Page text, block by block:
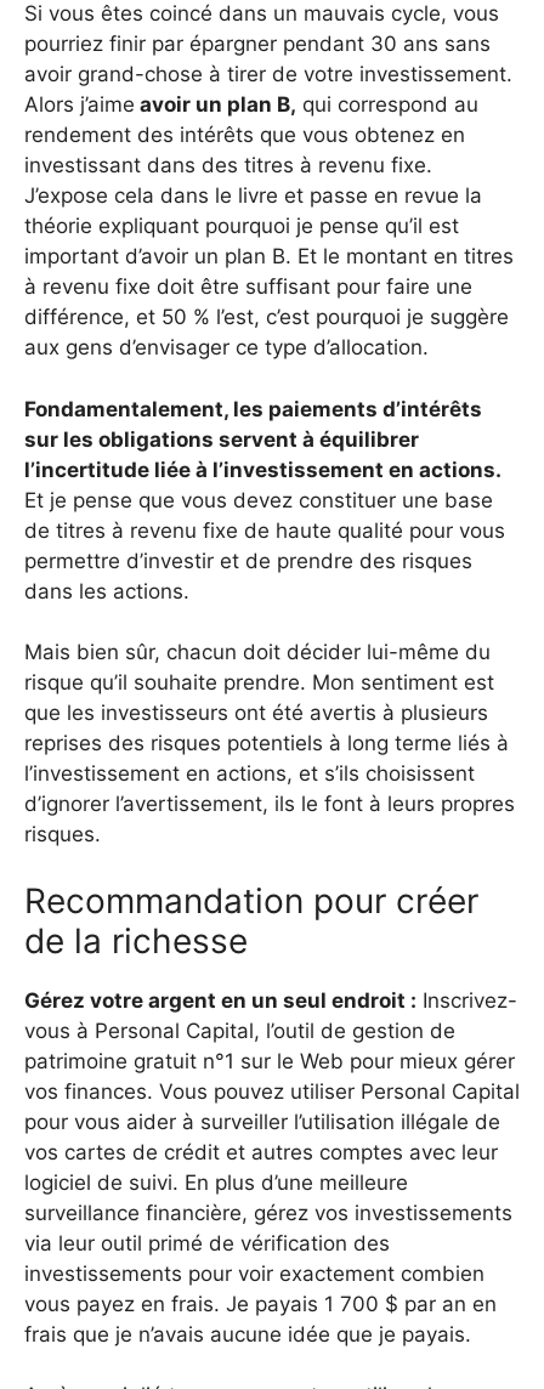
Si vous êtes coincé dans un mauvais cycle, vous
pourriez finir par épargner pendant 30 ans sans
avoir grand-chose à tirer de votre investissement.
Alors j’aime avoir un plan B, qui correspond au
rendement des intérêts que vous obtenez en
investissant dans des titres à revenu fixe.
J’expose cela dans le livre et passe en revue la
théorie expliquant pourquoi je pense qu’il est
important d’avoir un plan B. Et le montant en titres
à revenu fixe doit être suffisant pour faire une
différence, et 50 % l’est, c’est pourquoi je suggère
aux gens d’envisager ce type d’allocation.
Fondamentalement, les paiements d’intérêts
sur les obligations servent à équilibrer
l’incertitude liée à l’investissement en actions.
Et je pense que vous devez constituer une base
de titres à revenu fixe de haute qualité pour vous
permettre d’investir et de prendre des risques
dans les actions.
Mais bien sûr, chacun doit décider lui-même du
risque qu’il souhaite prendre. Mon sentiment est
que les investisseurs ont été avertis à plusieurs
reprises des risques potentiels à long terme liés à
l’investissement en actions, et s’ils choisissent
d’ignorer l’avertissement, ils le font à leurs propres
risques.
Recommandation pour créer
de la richesse
Gérez votre argent en un seul endroit : Inscrivez-
vous à Personal Capital, l’outil de gestion de
patrimoine gratuit n°1 sur le Web pour mieux gérer
vos finances. Vous pouvez utiliser Personal Capital
pour vous aider à surveiller l’utilisation illégale de
vos cartes de crédit et autres comptes avec leur
logiciel de suivi. En plus d’une meilleure
surveillance financière, gérez vos investissements
via leur outil primé de vérification des
investissements pour voir exactement combien
vous payez en frais. Je payais 1 700 $ par an en
frais que je n’avais aucune idée que je payais.